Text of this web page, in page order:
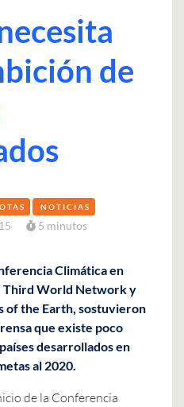
de
NOTICIAS
5 minutos
Climática en
Third World Network y
of the Earth, sostuvieron
que existe poco
desarrollados en
al 2020.
de la Conferencia